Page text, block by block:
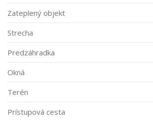
Zateplený objekt
Strecha
Predzáhradka
Okná
Terén
Prístupová cesta